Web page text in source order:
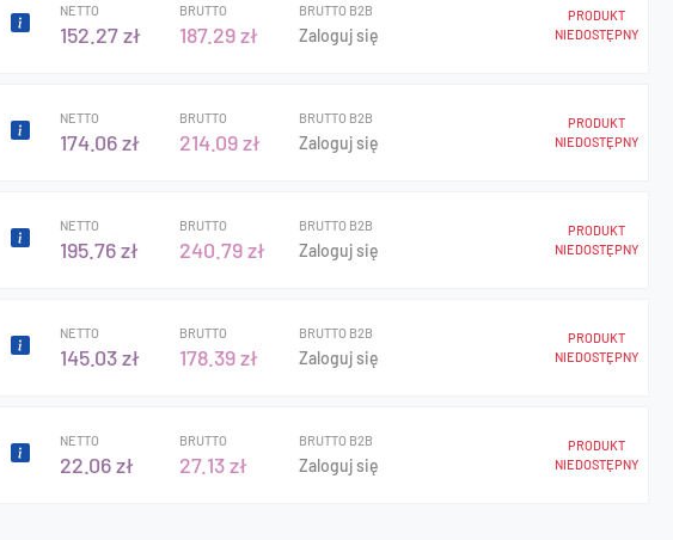
NETTO
152.27 zł
BRUTTO
187.29 zł
BRUTTO B2B
Zaloguj się
PRODUKT
NIEDOSTĘPNY
NETTO
174.06 zł
BRUTTO
214.09 zł
BRUTTO B2B
Zaloguj się
PRODUKT
NIEDOSTĘPNY
NETTO
195.76 zł
BRUTTO
240.79 zł
BRUTTO B2B
Zaloguj się
PRODUKT
NIEDOSTĘPNY
NETTO
145.03 zł
BRUTTO
178.39 zł
BRUTTO B2B
Zaloguj się
PRODUKT
NIEDOSTĘPNY
NETTO
22.06 zł
BRUTTO
27.13 zł
BRUTTO B2B
Zaloguj się
PRODUKT
NIEDOSTĘPNY